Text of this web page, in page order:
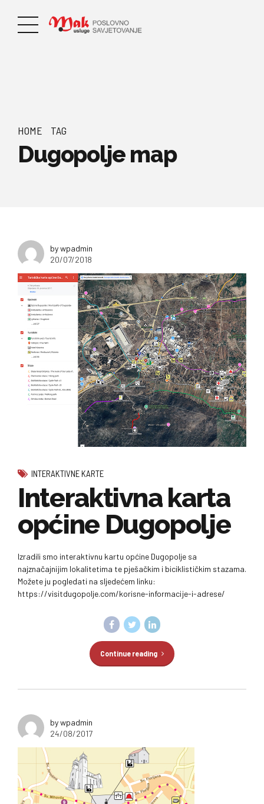
HOME TAG
Dugopolje map
by wpadmin
20/07/2018
INTERAKTIVNE KARTE
Interaktivna karta
općine Dugopolje
Izradili smo interaktivnu kartu općine Dugopolje sa
najznačajnijim lokalitetima te pješačkim i biciklističkim stazama.
Možete ju pogledati na sljedećem linku:
https://visitdugopolje.com/korisne-informacije-i-adrese/
Continue reading
by wpadmin
24/08/2017